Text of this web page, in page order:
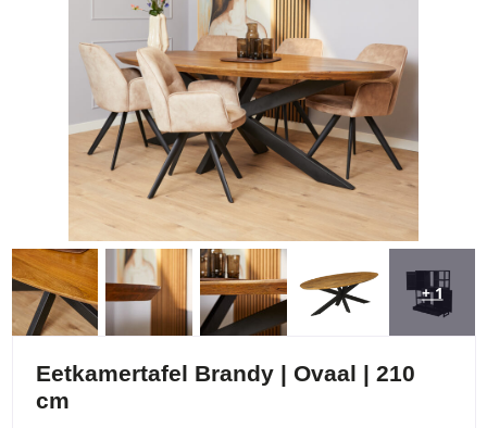
+ 1
Eetkamertafel Brandy | Ovaal | 210
cm